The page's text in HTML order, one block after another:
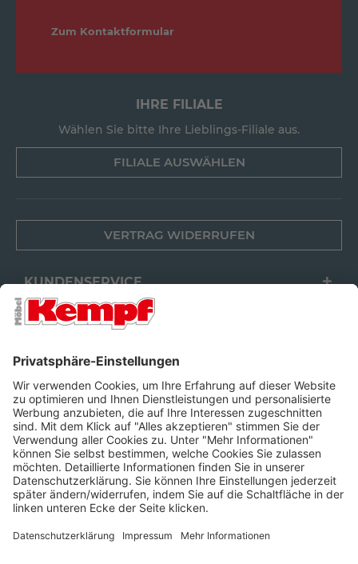
Zum Kontaktformular
IHRE FILIALE
Wählen Sie bitte Ihre Lieblings-Filiale aus.
FILIALE AUSWÄHLEN
VERTRAG WIDERRUFEN
KUNDENSERVICE
FILIALEN
FOLGEN SIE UNS
Barrierefreiheit Cookie-Einstellungen Widerrufsrecht